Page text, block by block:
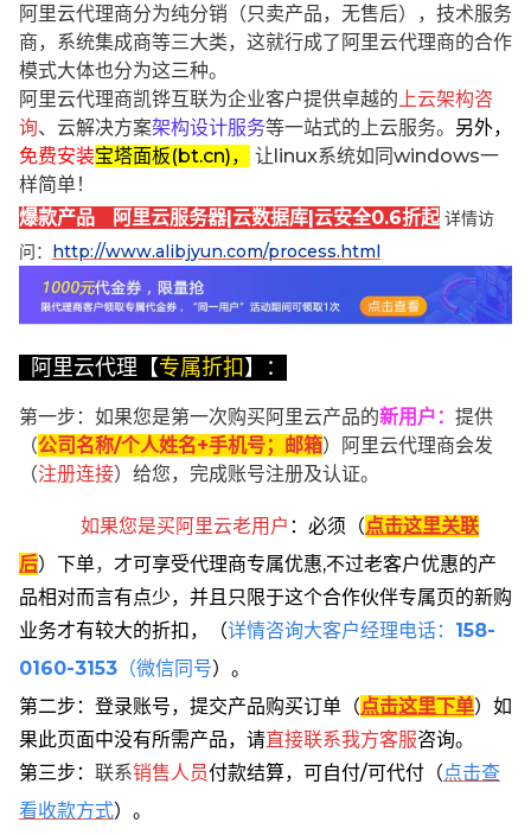
阿里云代理商分为纯分销（只卖产品，无售后），技术服务
商，系统集成商等三大类，这就行成了阿里云代理商的合作
模式大体也分为这三种。
阿里云代理商凯铧互联为企业客户提供卓越的 上云架构咨
询、云解决方案架构设计服务等一站式的上云服务。 另外，
免费安装宝塔面板(bt.cn)，
让linux系统如同windows一
样简单！
爆款产品 阿里云服务器|云数据库|云安全0.6折起 详情访
问： http://www.alibjyun.com/process.html
阿里云代理【专属折扣】：
第一步：如果您是第一次购买阿里云产品的新用户 ： 提供
（公司名称/个人姓名+手机号；邮箱）阿里云代理商会发
（注册连接）给您，完成账号注册及认证。
如果您是买阿里云老用户 ： 必须 （点击这里关联
后） 下单， 才可享受代理商专属优惠,不过老客户优惠的产
品相对而言有点少，并且只限于这个合作伙伴专属页的新购
业务才有较大的折扣，
（详情咨询大客户经理电话： 158-
0160-3153 （微信同号）。
第二步：登录账号，提交产品购买订单（点击这里下单） 如
果此页面中没有所需产品，请直接联系我方客服咨询。
第三步： 联系销售人员付款结算，可自付/可代付（点击查
看收款方式）。